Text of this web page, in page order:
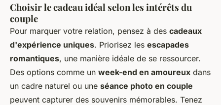
Choisir le cadeau idéal selon les intérêts du
couple
Pour marquer votre relation, pensez à des cadeaux
d'expérience uniques. Priorisez les escapades
romantiques, une manière idéale de se ressourcer.
Des options comme un week-end en amoureux dans
un cadre naturel ou une séance photo en couple
peuvent capturer des souvenirs mémorables. Tenez